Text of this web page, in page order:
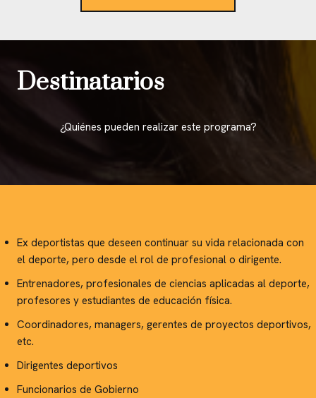
Destinatarios
¿Quiénes pueden realizar este programa?
Ex deportistas que deseen continuar su vida relacionada con
el deporte, pero desde el rol de profesional o dirigente.
Entrenadores, profesionales de ciencias aplicadas al deporte,
profesores y estudiantes de educación física.
Coordinadores, managers, gerentes de proyectos deportivos,
etc.
Dirigentes deportivos
Funcionarios de Gobierno